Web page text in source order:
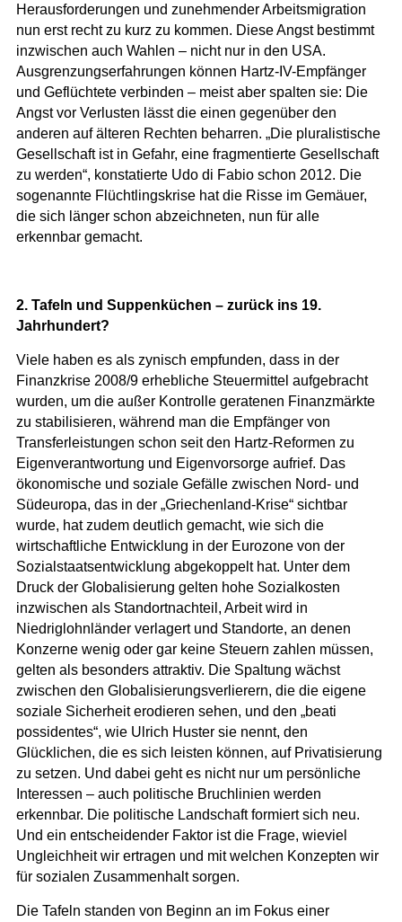
Herausforderungen und zunehmender Arbeitsmigration
nun erst recht zu kurz zu kommen. Diese Angst bestimmt
inzwischen auch Wahlen – nicht nur in den USA.
Ausgrenzungserfahrungen können Hartz-IV-Empfänger
und Geflüchtete verbinden – meist aber spalten sie: Die
Angst vor Verlusten lässt die einen gegenüber den
anderen auf älteren Rechten beharren. „Die pluralistische
Gesellschaft ist in Gefahr, eine fragmentierte Gesellschaft
zu werden“, konstatierte Udo di Fabio schon 2012. Die
sogenannte Flüchtlingskrise hat die Risse im Gemäuer,
die sich länger schon abzeichneten, nun für alle
erkennbar gemacht.
2. Tafeln und Suppenküchen – zurück ins 19.
Jahrhundert?
Viele haben es als zynisch empfunden, dass in der
Finanzkrise 2008/9 erhebliche Steuermittel aufgebracht
wurden, um die außer Kontrolle geratenen Finanzmärkte
zu stabilisieren, während man die Empfänger von
Transferleistungen schon seit den Hartz-Reformen zu
Eigenverantwortung und Eigenvorsorge aufrief. Das
ökonomische und soziale Gefälle zwischen Nord- und
Südeuropa, das in der „Griechenland-Krise“ sichtbar
wurde, hat zudem deutlich gemacht, wie sich die
wirtschaftliche Entwicklung in der Eurozone von der
Sozialstaatsentwicklung abgekoppelt hat. Unter dem
Druck der Globalisierung gelten hohe Sozialkosten
inzwischen als Standortnachteil, Arbeit wird in
Niedriglohnländer verlagert und Standorte, an denen
Konzerne wenig oder gar keine Steuern zahlen müssen,
gelten als besonders attraktiv. Die Spaltung wächst
zwischen den Globalisierungsverlierern, die die eigene
soziale Sicherheit erodieren sehen, und den „beati
possidentes“, wie Ulrich Huster sie nennt, den
Glücklichen, die es sich leisten können, auf Privatisierung
zu setzen. Und dabei geht es nicht nur um persönliche
Interessen – auch politische Bruchlinien werden
erkennbar. Die politische Landschaft formiert sich neu.
Und ein entscheidender Faktor ist die Frage, wieviel
Ungleichheit wir ertragen und mit welchen Konzepten wir
für sozialen Zusammenhalt sorgen.
Die Tafeln standen von Beginn an im Fokus einer